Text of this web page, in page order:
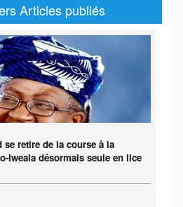
Articles publiés
se retire de la course à la
Iweala désormais seule en lice